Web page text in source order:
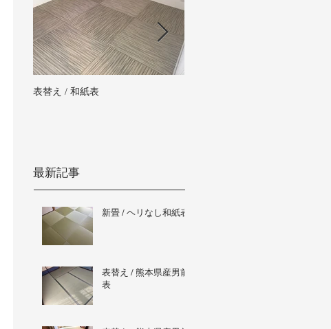
表替え / 和紙表
最新記事
新畳 / ヘリなし和紙表
表替え / 熊本県産男前
表